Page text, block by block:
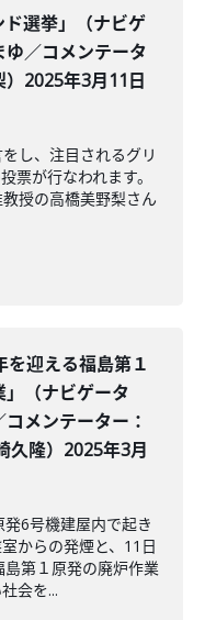
ド選挙」（ナビゲ
／コメンテータ
2025年3月11日
し、注目されるグリ
票が行なわれます。
授の高橋美野梨さん
を迎える福島第１
（ナビゲータ
メンテーター：
久隆）2025年3月
6号機建屋内で起き
からの発煙と、11日
第１原発の廃炉作業
会を...